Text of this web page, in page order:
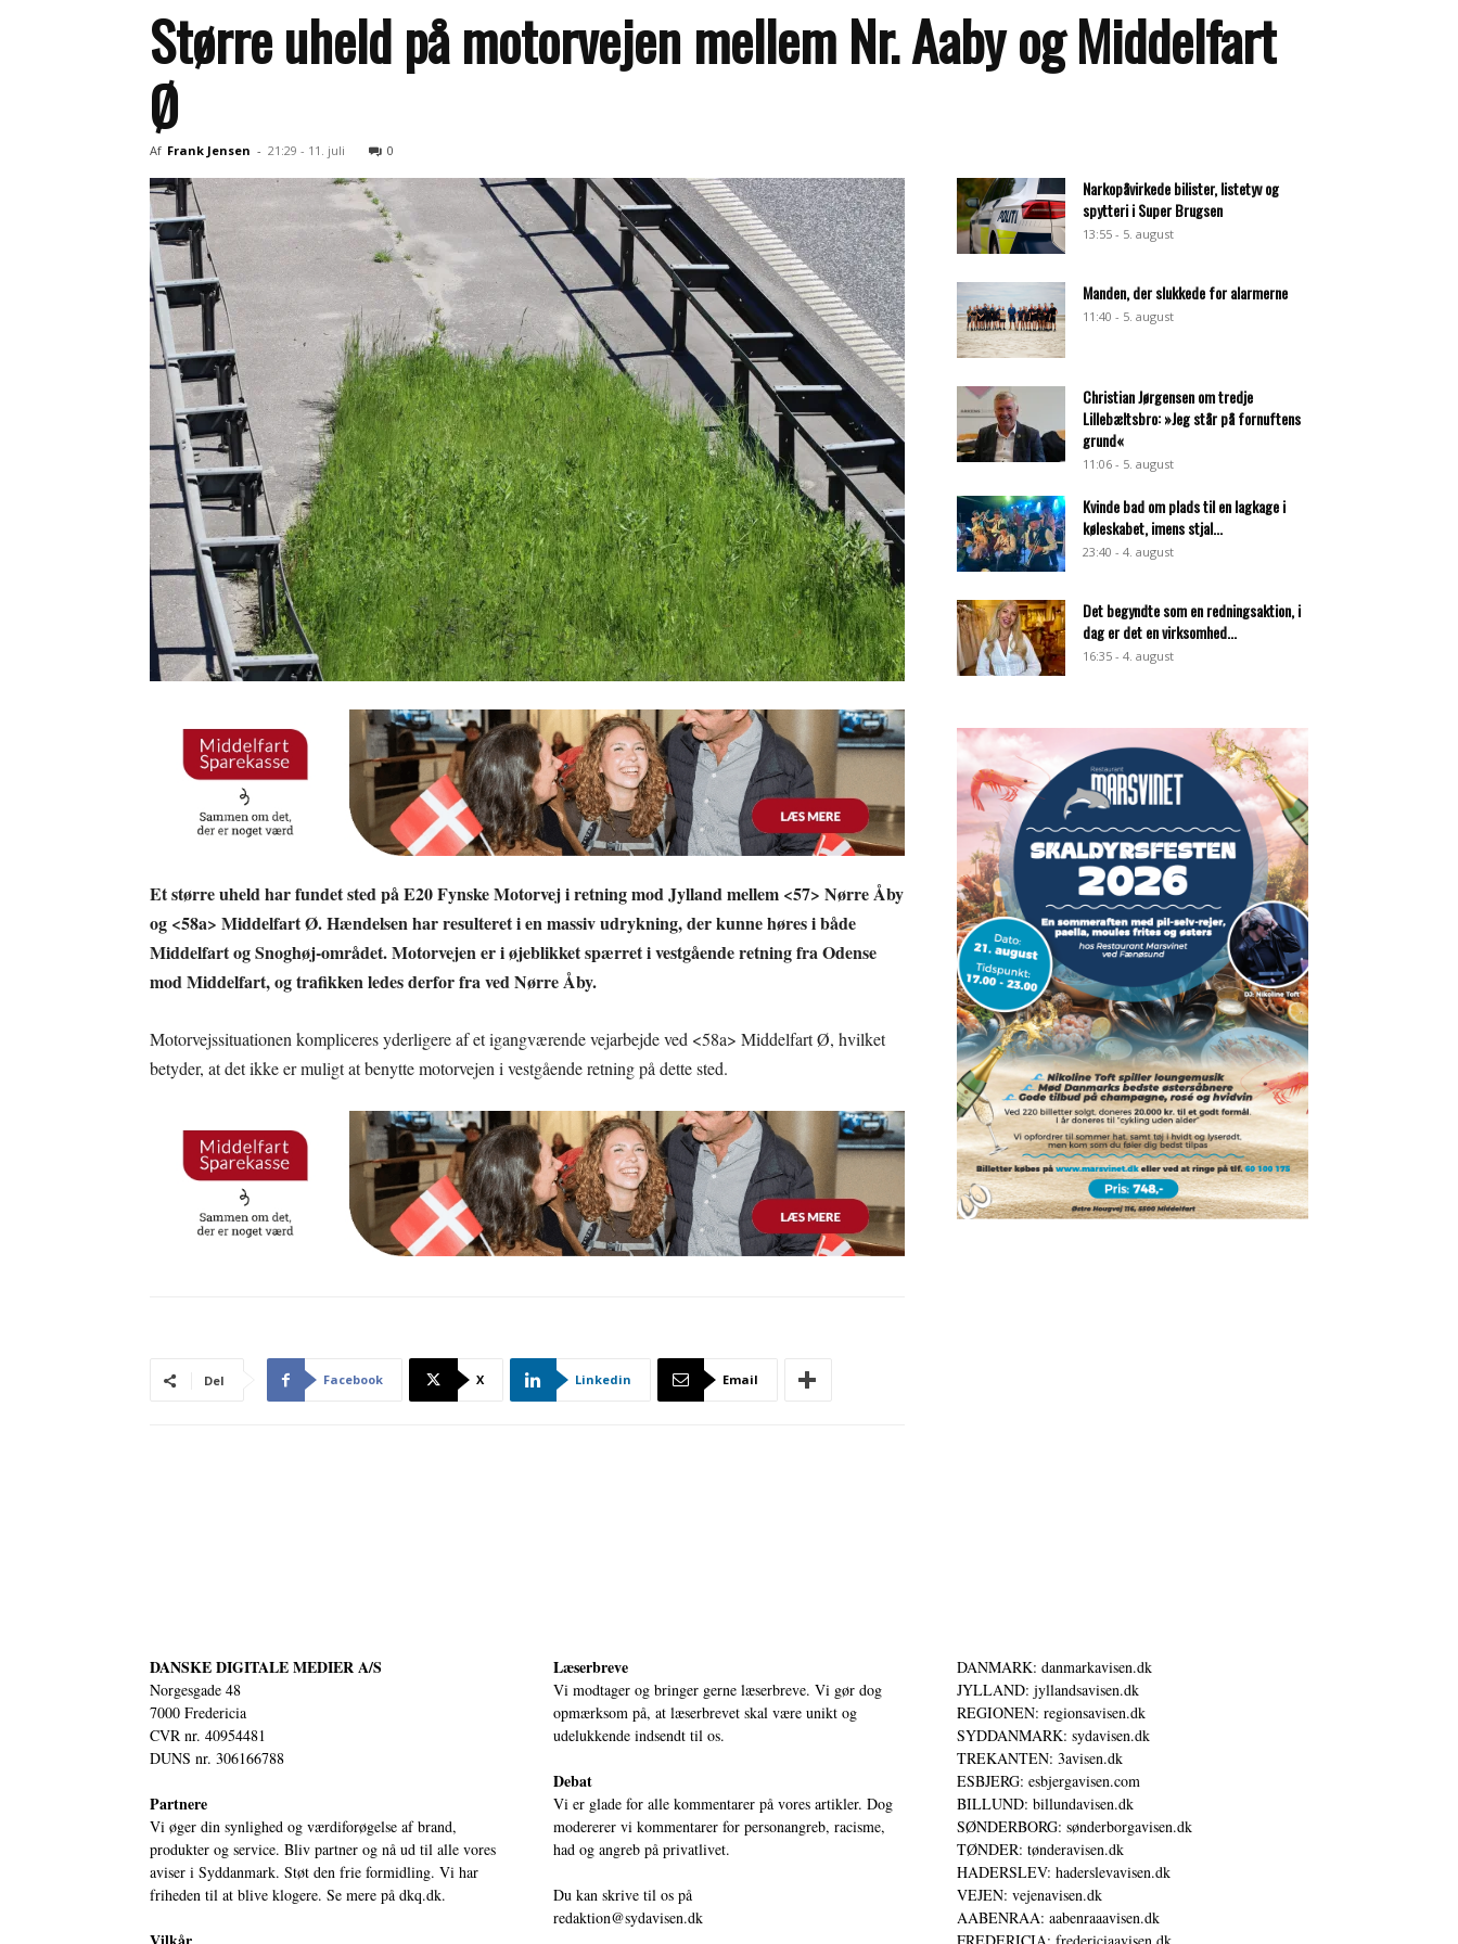
Større uheld på motorvejen mellem Nr. Aaby og Middelfart
Ø
Af Frank Jensen - 21:29 - 11. juli 0
Et større uheld har fundet sted på E20 Fynske Motorvej i retning mod Jylland mellem <57> Nørre Åby
og <58a> Middelfart Ø. Hændelsen har resulteret i en massiv udrykning, der kunne høres i både
Middelfart og Snoghøj-området. Motorvejen er i øjeblikket spærret i vestgående retning fra Odense
mod Middelfart, og trafikken ledes derfor fra ved Nørre Åby.
Motorvejssituationen kompliceres yderligere af et igangværende vejarbejde ved <58a> Middelfart Ø, hvilket
betyder, at det ikke er muligt at benytte motorvejen i vestgående retning på dette sted.
Del Facebook X Linkedin Email
Narkopåvirkede bilister, listetyv og
spytteri i Super Brugsen
13:55 - 5. august
Manden, der slukkede for alarmerne
11:40 - 5. august
Christian Jørgensen om tredje
Lillebæltsbro: »Jeg står på fornuftens
grund«
11:06 - 5. august
Kvinde bad om plads til en lagkage i
køleskabet, imens stjal...
23:40 - 4. august
Det begyndte som en redningsaktion, i
dag er det en virksomhed...
16:35 - 4. august
DANSKE DIGITALE MEDIER A/S
Norgesgade 48
7000 Fredericia
CVR nr. 40954481
DUNS nr. 306166788
Partnere
Vi øger din synlighed og værdiforøgelse af brand,
produkter og service. Bliv partner og nå ud til alle vores
aviser i Syddanmark. Støt den frie formidling. Vi har
friheden til at blive klogere. Se mere på dkq.dk.
Læserbreve
Vi modtager og bringer gerne læserbreve. Vi gør dog
opmærksom på, at læserbrevet skal være unikt og
udelukkende indsendt til os.
Debat
Vi er glade for alle kommentarer på vores artikler. Dog
modererer vi kommentarer for personangreb, racisme,
had og angreb på privatlivet.
Du kan skrive til os på
redaktion@sydavisen.dk
DANMARK: danmarkavisen.dk
JYLLAND: jyllandsavisen.dk
REGIONEN: regionsavisen.dk
SYDDANMARK: sydavisen.dk
TREKANTEN: 3avisen.dk
ESBJERG: esbjergavisen.com
BILLUND: billundavisen.dk
SØNDERBORG: sønderborgavisen.dk
TØNDER: tønderavisen.dk
HADERSLEV: haderslevavisen.dk
VEJEN: vejenavisen.dk
AABENRAA: aabenraaavisen.dk